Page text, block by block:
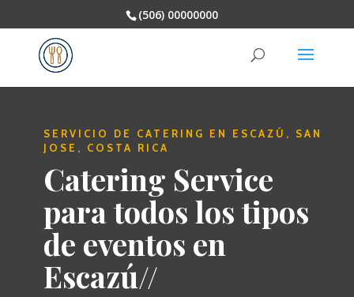
(506) 00000000
SERVICIO DE CATERING EN ESCAZÚ, SAN
JOSE, COSTA RICA
Catering Service
para todos los tipos
de eventos en
Escazú//